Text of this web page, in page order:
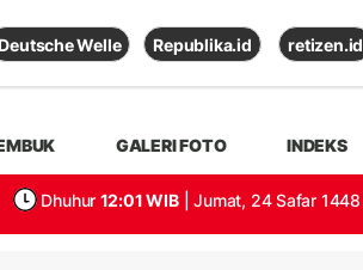
Deutsche Welle Republika.id retizen.id
GALERI FOTO INDEKS
Dhuhur 12:01 WIB | Jumat, 24 Safar 1448